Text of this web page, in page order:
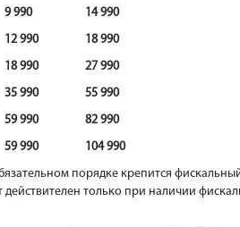
9 990
14 990
12 990
18 990
18 990
27 990
35 990
55 990
59 990
82 990
59 990
104 990
порядке крепится
только при наличии